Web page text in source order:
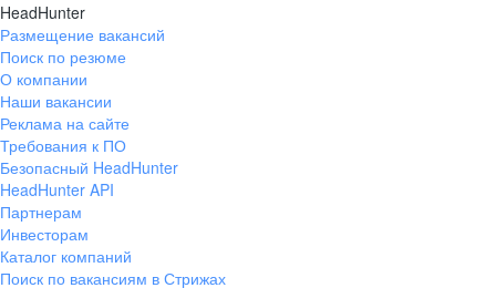
HeadHunter
Размещение вакансий
Поиск по резюме
О компании
Наши вакансии
Реклама на сайте
Требования к ПО
Безопасный HeadHunter
HeadHunter API
Партнерам
Инвесторам
Каталог компаний
Поиск по вакансиям в Стрижах